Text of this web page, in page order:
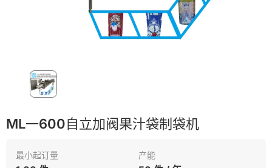
单一材料
PET
ML一600自立加阀果汁袋制袋机
最小起订量 产能